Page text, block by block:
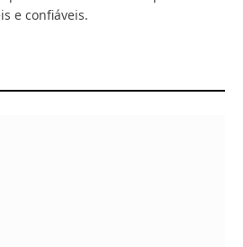
e confiáveis.